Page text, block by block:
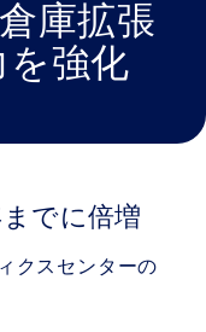
庫拡張
を強化
でに倍増
クスセンターの